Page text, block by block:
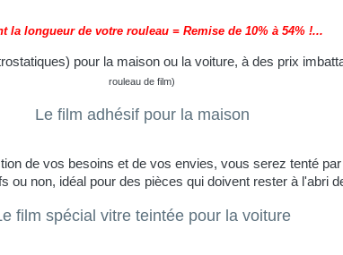
la longueur de votre rouleau = Remise de 10% à 54% !...
pour la maison ou la voiture, à des prix
rouleau de film)
Le film adhésif pour la maison
de vos besoins et de vos envies, vous serez tenté
ou non, idéal pour des pièces qui doivent rester à l'abri
film spécial vitre teintée pour la voiture